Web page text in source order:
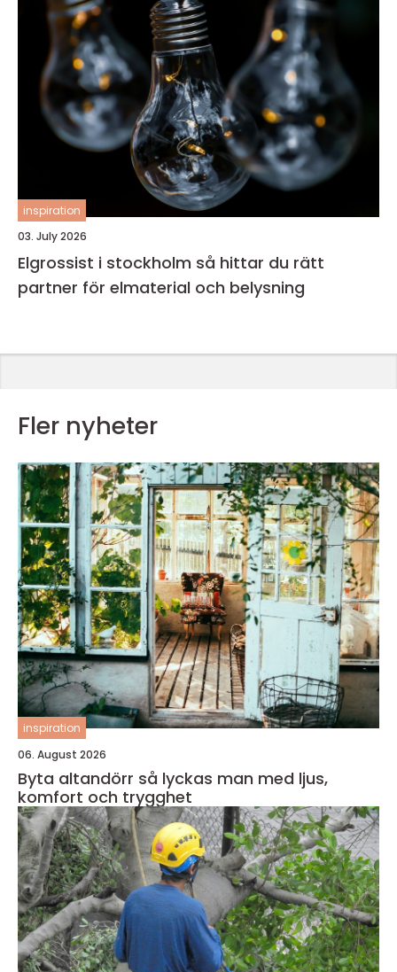
inspiration
03. July 2026
Elgrossist i stockholm så hittar du rätt
partner för elmaterial och belysning
Fler nyheter
inspiration
06. August 2026
Byta altandörr så lyckas man med ljus,
komfort och trygghet